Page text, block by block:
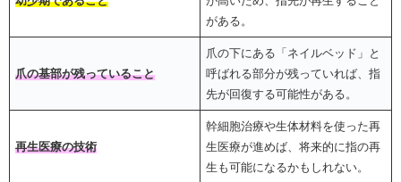
がある。
爪の基部が残っていること
爪の下にある「ネイルベッド」と
呼ばれる部分が残っていれば、指
先が回復する可能性がある。
再生医療の技術
幹細胞治療や生体材料を使った再
生医療が進めば、将来的に指の再
生も可能になるかもしれない。